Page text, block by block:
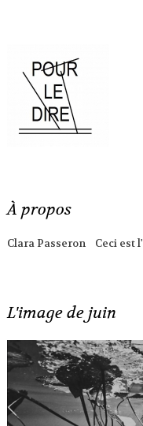
À propos
Clara Passeron Ceci est
L'image de juin